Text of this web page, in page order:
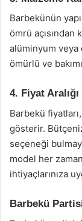
Barbekünün
ömrü
alüminyum veya
ömürlü ve
4. Fiyat Aralığı
Barbekü
gösterir.
seçeneği
model her
ihtiyaçlarınıza
Barbekü